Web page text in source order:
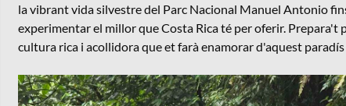
la vibrant vida silvestre del Parc Nacional Manuel Antonio
experimentar el millor que Costa Rica té per oferir.
cultura rica i acollidora que et farà enamorar d'aquest paradís